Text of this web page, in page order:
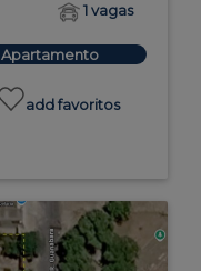
1 vagas
Apartamento
add favoritos